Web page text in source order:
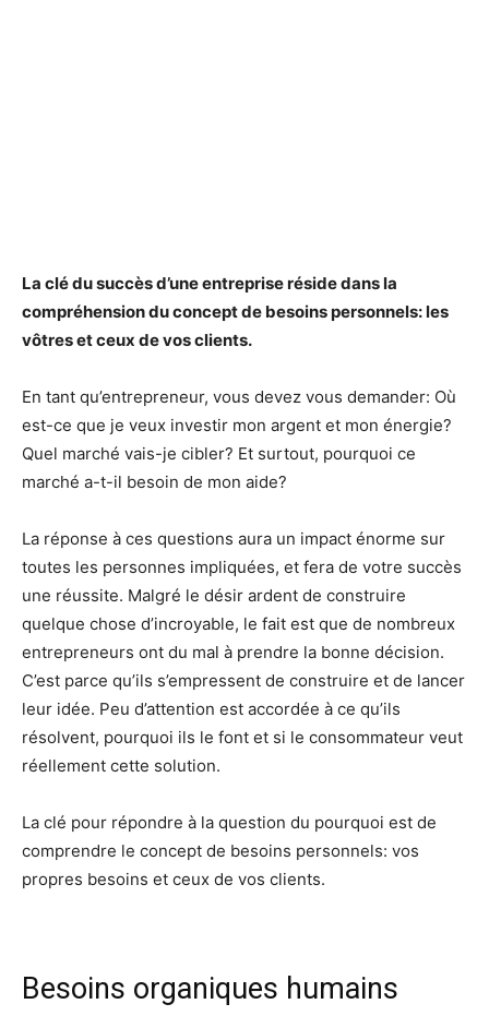
La clé du succès d’une entreprise réside dans la
compréhension du concept de besoins personnels: les
vôtres et ceux de vos clients.
En tant qu’entrepreneur, vous devez vous demander: Où
est-ce que je veux investir mon argent et mon énergie?
Quel marché vais-je cibler? Et surtout, pourquoi ce
marché a-t-il besoin de mon aide?
La réponse à ces questions aura un impact énorme sur
toutes les personnes impliquées, et fera de votre succès
une réussite. Malgré le désir ardent de construire
quelque chose d’incroyable, le fait est que de nombreux
entrepreneurs ont du mal à prendre la bonne décision.
C’est parce qu’ils s’empressent de construire et de lancer
leur idée. Peu d’attention est accordée à ce qu’ils
résolvent, pourquoi ils le font et si le consommateur veut
réellement cette solution.
La clé pour répondre à la question du pourquoi est de
comprendre le concept de besoins personnels: vos
propres besoins et ceux de vos clients.
Besoins organiques humains